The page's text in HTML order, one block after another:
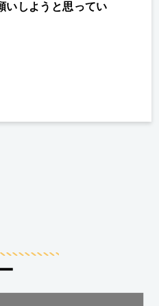
いしようと思ってい